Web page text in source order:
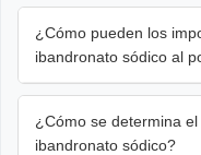
¿Cómo pueden los
ibandronato sódico al
¿Cómo se determina
ibandronato sódico?